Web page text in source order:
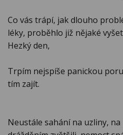
Co vás trápí, jak dlouho
léky, proběhlo již nějaké
Hezký den,
Trpím nejspíše panickou
tím zajít.
Neustále sahání na uzliny,